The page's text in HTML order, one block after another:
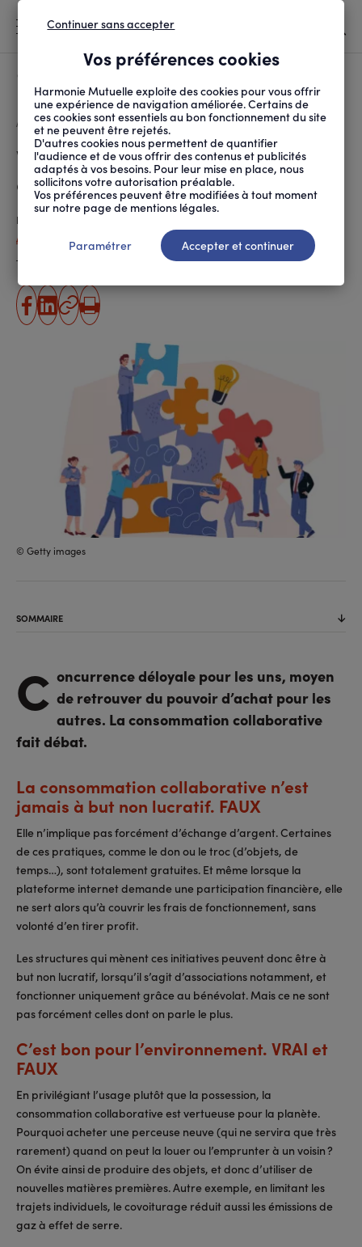
D'ARIANE
ACCUEIL SOCIÉTÉ INITIATIVES SOLIDAIRES VRAI/FAUX SUR LA CON...
Vrai/faux sur la consommation
collaborative
Publié le
Angélique Pineau-Hamaguchi
Temps de lecture estimé 3 minute(s)
partager
partager
Copier
Imprimer
© Getty images
SOMMAIRE
C oncurrence déloyale pour les uns, moyen
de retrouver du pouvoir d’achat pour les
autres. La consommation collaborative
fait débat.
La consommation collaborative n’est
jamais à but non lucratif. FAUX
Elle n’implique pas forcément d’échange d’argent. Certaines
de ces pratiques, comme le don ou le troc (d’objets, de
temps…), sont totalement gratuites. Et même lorsque la
plateforme internet demande une participation financière, elle
ne sert alors qu’à couvrir les frais de fonctionnement, sans
volonté d’en tirer profit.
Les structures qui mènent ces initiatives peuvent donc être à
but non lucratif, lorsqu’il s’agit d’associations notamment, et
fonctionner uniquement grâce au bénévolat. Mais ce ne sont
pas forcément celles dont on parle le plus.
C’est bon pour l’environnement. VRAI et
FAUX
En privilégiant l’usage plutôt que la possession, la
consommation collaborative est vertueuse pour la planète.
Pourquoi acheter une perceuse neuve (qui ne servira que très
rarement) quand on peut la louer ou l’emprunter à un voisin ?
On évite ainsi de produire des objets, et donc d’utiliser de
nouvelles matières premières. Autre exemple, en limitant les
trajets individuels, le covoiturage réduit aussi les émissions de
gaz à effet de serre.
Vos préférences cookies
Harmonie Mutuelle exploite des cookies pour vous offrir
une expérience de navigation améliorée. Certains de
ces cookies sont essentiels au bon fonctionnement du site
et ne peuvent être rejetés.
D'autres cookies nous permettent de quantifier
l'audience et de vous offrir des contenus et publicités
adaptés à vos besoins. Pour leur mise en place, nous
sollicitons votre autorisation préalable.
Vos préférences peuvent être modifiées à tout moment
sur notre page de mentions légales.
Continuer sans accepter
Paramétrer Accepter et continuer